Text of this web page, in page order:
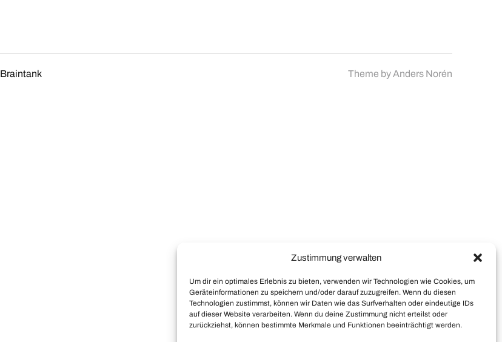
Zustimmung verwalten
Um dir ein optimales Erlebnis zu bieten, verwenden wir Technologien wie Cookies, um
Geräteinformationen zu speichern und/oder darauf zuzugreifen. Wenn du diesen
Technologien zustimmst, können wir Daten wie das Surfverhalten oder eindeutige IDs
auf dieser Website verarbeiten. Wenn du deine Zustimmung nicht erteilst oder
zurückziehst, können bestimmte Merkmale und Funktionen beeinträchtigt werden.
Braintank Theme byAnders Norén